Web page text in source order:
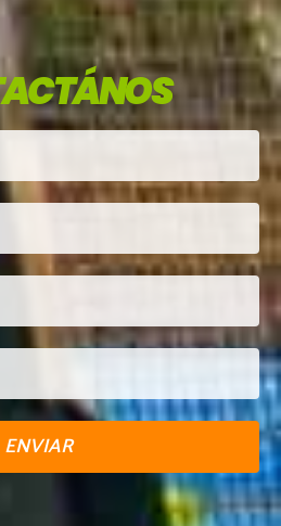
ENVIAR